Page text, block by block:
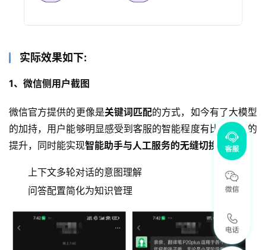
实际效果如下:
1、微信侧用户截图
微信官方提供的更像是关键词匹配的方式，如今有了大模型
的加持，用户能够明显感受到客服的智能程度有比较明显的
提升，同时能实现智能助手与人工服务的无缝切换 。
上下文多轮对话的意图理解
问答配置简化为知识管理